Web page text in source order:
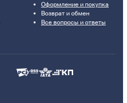
Оформление и покупка
Возврат и обмен
Все вопросы и ответы